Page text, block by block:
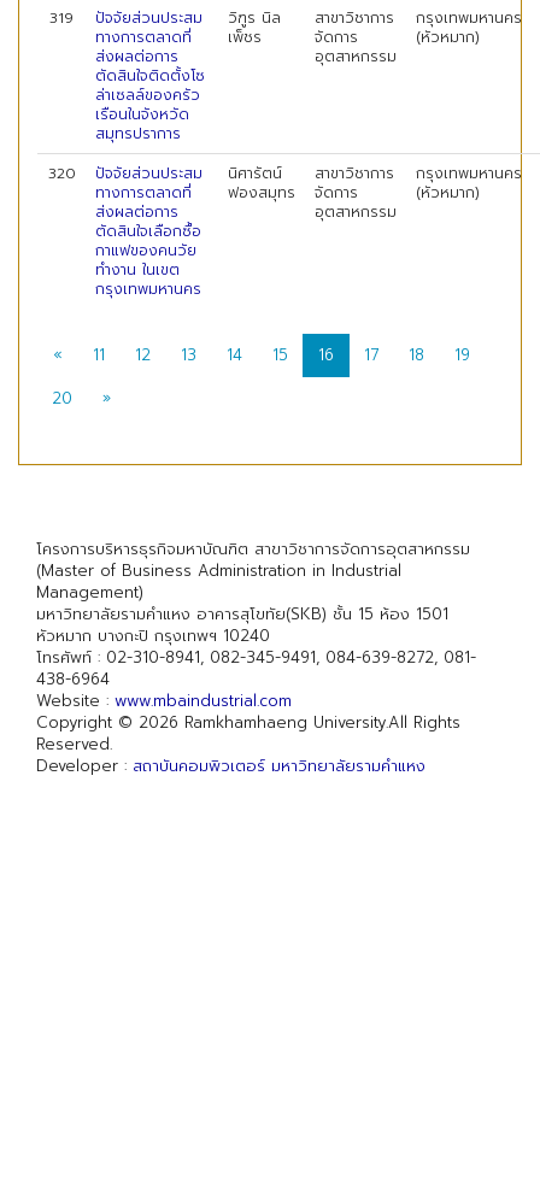
319
ปัจจัยส่วนประสม
ทางการตลาดที่
ส่งผลต่อการ
ตัดสินใจติดตั้งโซ
ล่าเซลล์ของครัว
เรือนในจังหวัด
สมุทรปราการ
วิฑูร นิล
เพ็ชร
สาขาวิชาการ
จัดการ
อุตสาหกรรม
กรุงเทพมหานคร
(หัวหมาก)
320
ปัจจัยส่วนประสม
ทางการตลาดที่
ส่งผลต่อการ
ตัดสินใจเลือกซื้อ
กาแฟของคนวัย
ทำงาน ในเขต
กรุงเทพมหานคร
นิศารัตน์
ฟองสมุทร
สาขาวิชาการ
จัดการ
อุตสาหกรรม
กรุงเทพมหานคร
(หัวหมาก)
« 11 12 13 14 15 16 17 18
19
20
»
โครงการบริหารธุรกิจมหาบัณฑิต สาขาวิชาการจัดการอุตสาหกรรม
(Master of Business Administration in Industrial
Management)
มหาวิทยาลัยรามคำแหง อาคารสุโขทัย(SKB) ชั้น 15 ห้อง 1501
หัวหมาก บางกะปิ กรุงเทพฯ 10240
โทรศัพท์ : 02-310-8941, 082-345-9491, 084-639-8272, 081-
438-6964
Website : www.mbaindustrial.com
Copyright © 2026 Ramkhamhaeng University.All Rights
Reserved.
Developer : สถาบันคอมพิวเตอร์ มหาวิทยาลัยรามคำแหง